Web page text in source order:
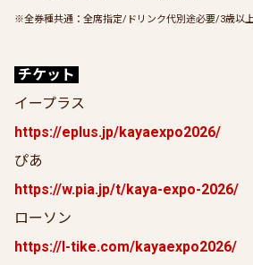
※全券種共通：全席指定/ドリンク代別途必要/3歳以
チケット
イープラス
https://eplus.jp/kayaexpo2026/
ぴあ
https://w.pia.jp/t/kaya-expo-2026/
ローソン
https://l-tike.com/kayaexpo2026/